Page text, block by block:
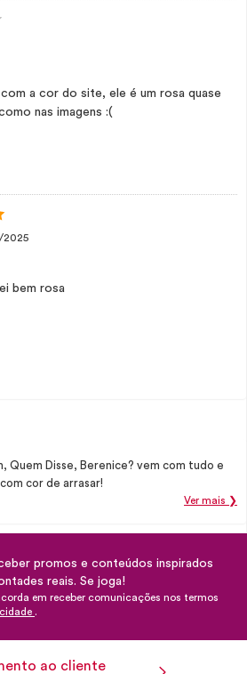
a cor do site, ele é um rosa quase
nas imagens :(
2025
bem rosa
Quem Disse, Berenice? vem com tudo e
cor de arrasar!
Ver mais ❯
promos e conteúdos inspirados
reais. Se joga!
em receber comunicações nos termos
.
ao cliente